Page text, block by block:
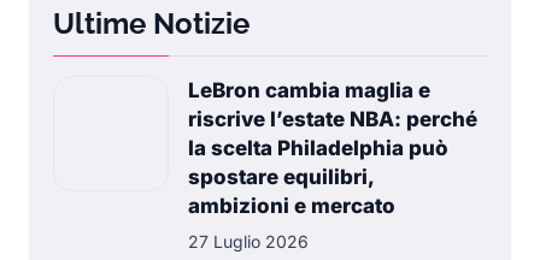
Ultime Notizie
LeBron cambia maglia e
riscrive l’estate NBA: perché
la scelta Philadelphia può
spostare equilibri,
ambizioni e mercato
27 Luglio 2026